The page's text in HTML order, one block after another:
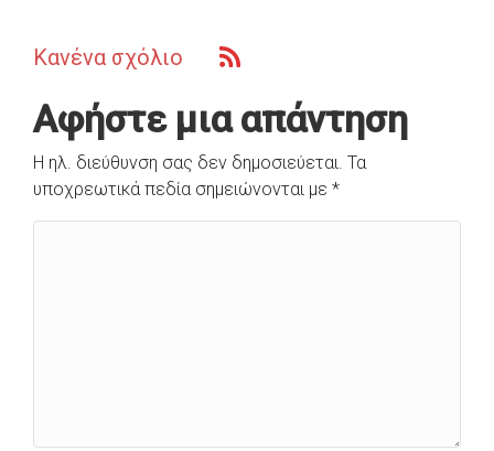
Κανένα σχόλιο
Αφήστε μια απάντηση
Η ηλ. διεύθυνση σας δεν δημοσιεύεται. Τα
υποχρεωτικά πεδία σημειώνονται με *